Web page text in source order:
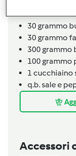
30grammo
30grammo
300grammo
100grammo
1 cucchiaino
q.b.sale e
Accessori